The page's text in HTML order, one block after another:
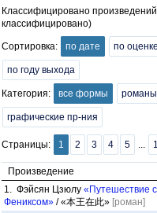
Классифицировано
классифицировано)
Сортировка: по дате по оценке
по году выхода
Категория: все формы романы
графические пр-ния
Страницы: 1 2 3 4 5 ...
Произведение
1. Фэйсян Цзюлу «Путешествие с
Фениксом» / «本王在此» [роман]